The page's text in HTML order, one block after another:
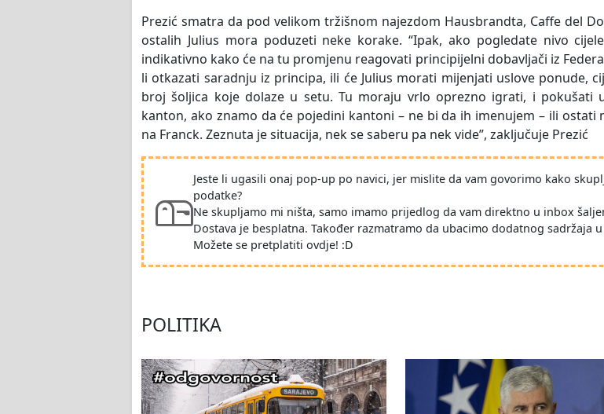
Prezić smatra da pod velikom tržišnom najezdom Hausbrandta, Caffe del
ostalih Julius mora poduzeti neke korake. “Ipak, ako pogledate nivo
indikativno kako će na tu promjenu reagovati principijelni dobavljači iz
li otkazati saradnju iz principa, ili će Julius morati mijenjati uslove ponude,
broj šoljica koje dolaze u setu. Tu moraju vrlo oprezno igrati, i pokušati
kanton, ako znamo da će pojedini kantoni – ne bi da ih imenujem – ili ostati
na Franck. Zeznuta je situacija, nek se saberu pa nek vide”, zaključuje Prezić
Jeste li ugasili onaj pop-up po navici, jer mislite da vam govorimo kako
podatke?
Ne skupljamo mi ništa, samo imamo prijedlog da vam direktno u inbox
Dostava je besplatna. Također razmatramo da ubacimo dodatnog sadržaja
Možete se pretplatiti ovdje! :D
POLITIKA